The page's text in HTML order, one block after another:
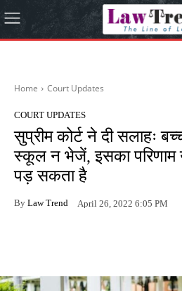
Home Court Updates
COURT UPDATES
सुप्रीम कोर्ट ने दी सलाहः
स्कूल न भेजें, इसका परिणाम
पड़ सकता है
By Law Trend April 26, 2022 6:05 PM